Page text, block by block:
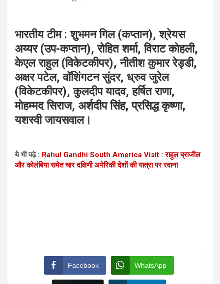
भारतीय टीम : शुभमन गिल (कप्तान), श्रेयस
अय्यर (उप-कप्तान), रोहित शर्मा, विराट कोहली,
केएल राहुल (विकेटकीपर), नीतीश कुमार रेड्डी,
अक्षर पटेल, वॉशिंगटन सुंदर, ध्रुव जुरेल
(विकेटकीपर), कुलदीप यादव, हर्षित राणा,
मोहम्मद सिराज, अर्शदीप सिंह, प्रसिद्ध कृष्णा,
यशस्वी जायसवाल।
ये भी पढ़े : Rahul Gandhi South America Visit : राहुल ब्राजील
और कोलंबिया समेत चार दक्षिणी अमेरिकी देशों की यात्रा पर रवाना
Facebook WhatsApp